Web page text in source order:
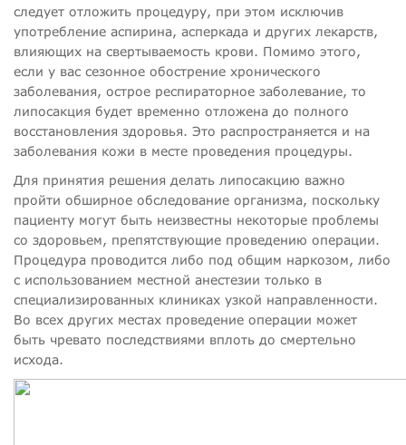
следует отложить процедуру, при этом исключив
употребление аспирина, асперкада и других лекарств,
влияющих на свертываемость крови. Помимо этого,
если у вас сезонное обострение хронического
заболевания, острое респираторное заболевание, то
липосакция будет временно отложена до полного
восстановления здоровья. Это распространяется и на
заболевания кожи в месте проведения процедуры.
Для принятия решения делать липосакцию важно
пройти обширное обследование организма, поскольку
пациенту могут быть неизвестны некоторые проблемы
со здоровьем, препятствующие проведению операции.
Процедура проводится либо под общим наркозом, либо
с использованием местной анестезии только в
специализированных клиниках узкой направленности.
Во всех других местах проведение операции может
быть чревато последствиями вплоть до смертельно
исхода.